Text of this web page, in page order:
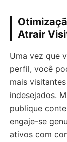
Atrair
Uma vez que
perfil, você
mais
indesejados.
publique
engaje-se
ativos com